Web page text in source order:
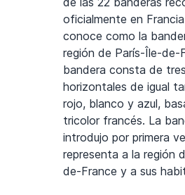
oficialmente en
conoce como la
región de París-Île-de-
bandera consta de
horizontales de igual
rojo, blanco y azul,
tricolor francés. La
introdujo por primera
representa a la región
de-France y a sus